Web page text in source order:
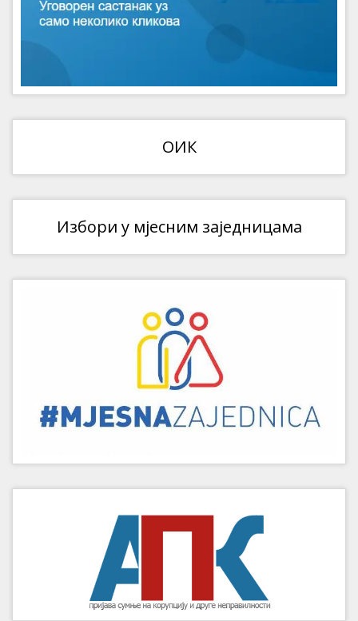
ОИК
Избори у мјесним заједницама